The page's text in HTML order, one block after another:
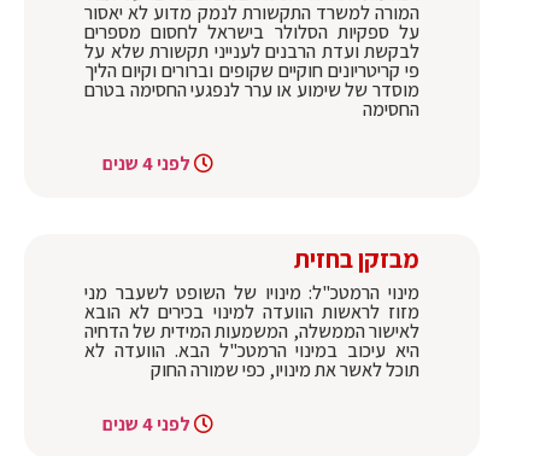
המורה למשרד התקשורת לנמק מדוע לא יאסור
על ספקיות הסלולר בישראל לחסום מספרים
לבקשת ועדת הרבנים לענייני תקשורת שלא על
פי קריטריונים חוקיים שקופים וברורים וקיום הליך
מוסדר של שימוע או ערר לנפגעי החסימה בטרם
החסימה
לפני 4 שנים
מבזקן בחזית
מינוי הרמטכ"ל: מינויו של השופט לשעבר מני
מזוז לראשות הוועדה למינוי בכירים לא הובא
לאישור הממשלה, המשמעות המידית של הדחיה
היא עיכוב במינוי הרמטכ"ל הבא. הוועדה לא
תוכל לאשר את מינויו, כפי שמורה החוק
לפני 4 שנים